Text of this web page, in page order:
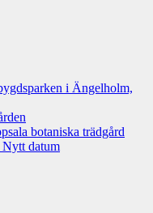
i Ängelholm,
botaniska trädgård
datum